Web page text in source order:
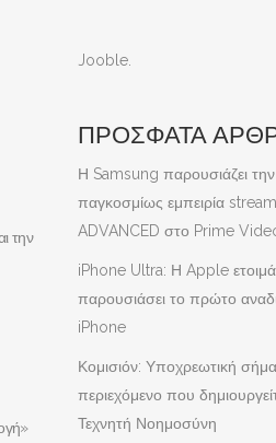
την
Jooble
ΠΡΟΣΦΑΤΑ
Η Samsung παρουσιάζει
παγκοσμίως εμπειρία
ADVANCED στο Prime
iPhone Ultra: Η Apple
παρουσιάσει το πρώτο
iPhone
Κομισιόν: Υποχρεωτική
περιεχόμενο που
Τεχνητή Νοημοσύνη